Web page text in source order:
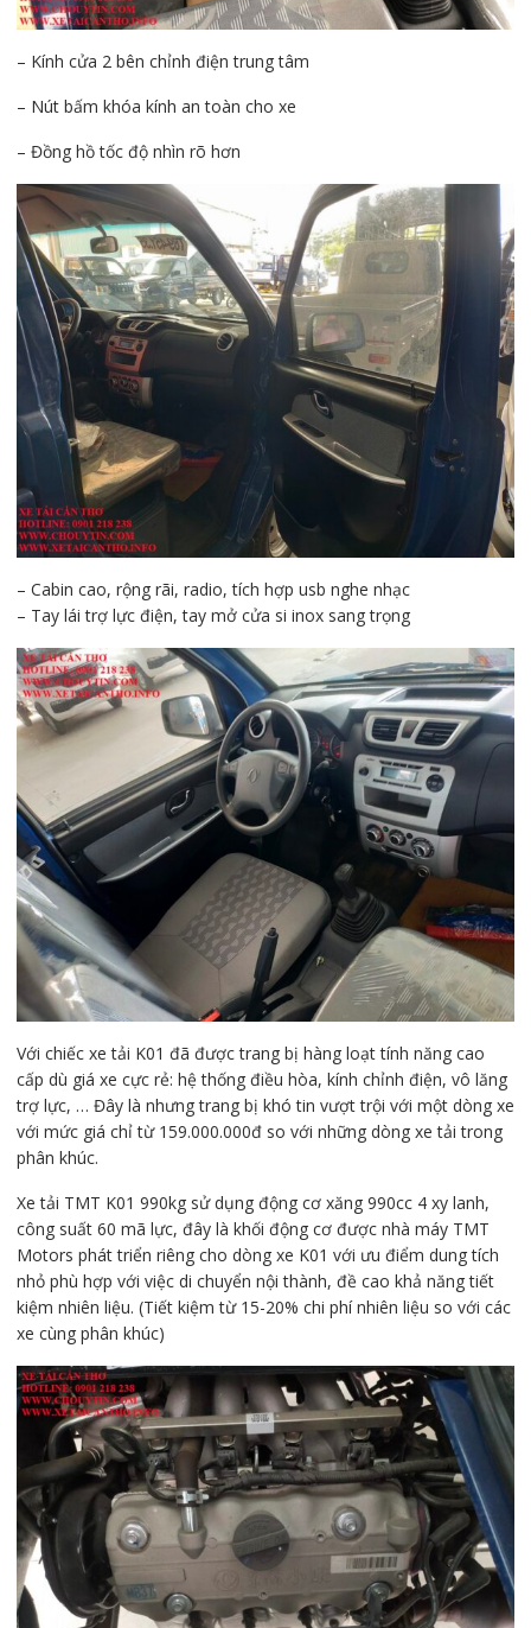
– Kính cửa 2 bên chỉnh điện trung tâm
– Nút bấm khóa kính an toàn cho xe
– Đồng hồ tốc độ nhìn rõ hơn
– Cabin cao, rộng rãi, radio, tích hợp usb nghe nhạc
– Tay lái trợ lực điện, tay mở cửa si inox sang trọng
Với chiếc xe tải K01 đã được trang bị hàng loạt tính năng cao
cấp dù giá xe cực rẻ: hệ thống điều hòa, kính chỉnh điện, vô lăng
trợ lực, … Đây là nhưng trang bị khó tin vượt trội với một dòng xe
với mức giá chỉ từ 159.000.000đ so với những dòng xe tải trong
phân khúc.
Xe tải TMT K01 990kg sử dụng động cơ xăng 990cc 4 xy lanh,
công suất 60 mã lực, đây là khối động cơ được nhà máy TMT
Motors phát triển riêng cho dòng xe K01 với ưu điểm dung tích
nhỏ phù hợp với việc di chuyển nội thành, đề cao khả năng tiết
kiệm nhiên liệu. (Tiết kiệm từ 15-20% chi phí nhiên liệu so với các
xe cùng phân khúc)